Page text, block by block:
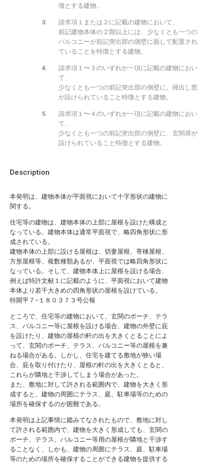
Description
本発明は、建物本体が平面視において十字形状の建物に
関する。
住宅等の建物は、建物本体の上部に屋根を設けた構成と
なっている。建物本体は通常平面視で、略四角形状に形
成されている。
建物本体の上部に設ける屋根は、切妻屋根、寄棟屋根、
方形屋根等、複数種類あるが、平面視では略四角形状に
なっている。そして、建物本体上に屋根を設ける場合、
例えば特許文献１に記載のように、平面視において建物
本体より若干大きめの四角形状の屋根を設けている。
特開平７−１８０３７３号公報
ところで、住宅等の建物において、玄関のポーチ、テラ
ス、バルコニー等に屋根を設ける場合、建物の外壁に庇
を設けたり、建物の屋根の軒の出を大きくとることによ
って、玄関のポーチ、テラス、バルコニー等の屋根を兼
ねる場合がある。しかし、住宅を建てる敷地が狭い場
合、庇を取り付けたり、屋根の軒の出を大きくとると、
これらが隣地と干渉してしまう場合があった。
また、敷地に対して許される範囲内で、建物を大きく形
成すると、建物の周囲にテラス、庭、駐車場等のための
場所を確保するのが困難である。
本発明は上記事情に鑑みてなされたもので、敷地に対し
て許される範囲内で、建物を大きく形成しても、玄関の
ポーチ、テラス、バルコニー等用の屋根が隣地と干渉す
ることなく、しかも、建物の周囲にテラス、庭、駐車場
等のための場所を確保することができる建物を提供する
徴とする建物。
請求項１または２に記載の建物において、
前記建物本体の２階以上には、少なくとも一つの
バルコニーが前記突出部の側壁に面して配置され
ていることを特徴とする建物。
請求項１〜３のいずれか一項に記載の建物におい
て、
少なくとも一つの前記突出部の側壁に、掃出し窓
が設けられていること特徴とする建物。
請求項１〜４のいずれか一項に記載の建物におい
て、
少なくとも一つの前記突出部の側壁に、玄関扉が
設けられていること特徴とする建物。